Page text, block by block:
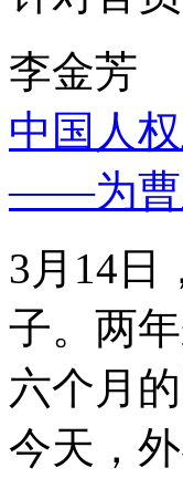
李金芳
中国人
——为曹
3月14日
子。两
六个月
今天，